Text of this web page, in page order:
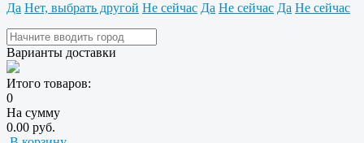
Да Нет, выбрать другой Не сейчас Да Не сейчас Да Не сейчас
Варианты доставки
Итого товаров:
0
На сумму
0.00 руб.